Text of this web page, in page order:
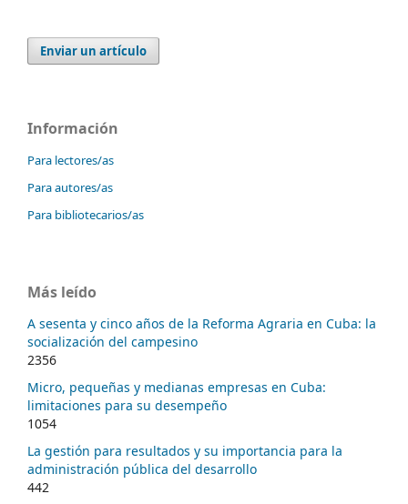
Enviar un artículo
Información
Para lectores/as
Para autores/as
Para bibliotecarios/as
Más leído
A sesenta y cinco años de la Reforma Agraria en Cuba: la
socialización del campesino
2356
Micro, pequeñas y medianas empresas en Cuba:
limitaciones para su desempeño
1054
La gestión para resultados y su importancia para la
administración pública del desarrollo
442